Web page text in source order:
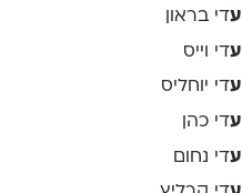
עדי בראון
עדי וייס
עדי יוחליס
עדי כהן
עדי נחום